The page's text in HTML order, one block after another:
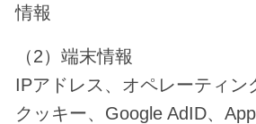
情報
（2）端末情報
IPアドレス、オペレーティ
クッキー、Google AdID、